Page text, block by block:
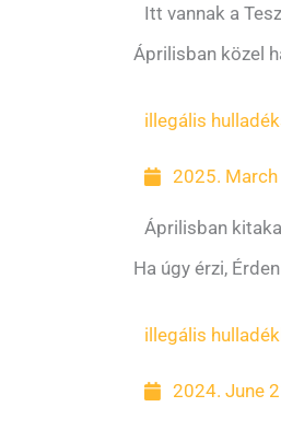
Itt vannak a
Áprilisban közel
illegális hulladék
2025. March
Áprilisban
Ha úgy érzi,
illegális
2024. June